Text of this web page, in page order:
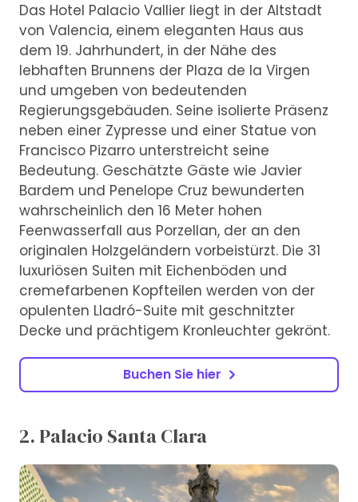
Das Hotel Palacio Vallier liegt in der Altstadt
von Valencia, einem eleganten Haus aus
dem 19. Jahrhundert, in der Nähe des
lebhaften Brunnens der Plaza de la Virgen
und umgeben von bedeutenden
Regierungsgebäuden. Seine isolierte Präsenz
neben einer Zypresse und einer Statue von
Francisco Pizarro unterstreicht seine
Bedeutung. Geschätzte Gäste wie Javier
Bardem und Penelope Cruz bewunderten
wahrscheinlich den 16 Meter hohen
Feenwasserfall aus Porzellan, der an den
originalen Holzgeländern vorbeistürzt. Die 31
luxuriösen Suiten mit Eichenböden und
cremefarbenen Kopfteilen werden von der
opulenten Lladró-Suite mit geschnitzter
Decke und prächtigem Kronleuchter gekrönt.
Buchen Sie hier
2. Palacio Santa Clara